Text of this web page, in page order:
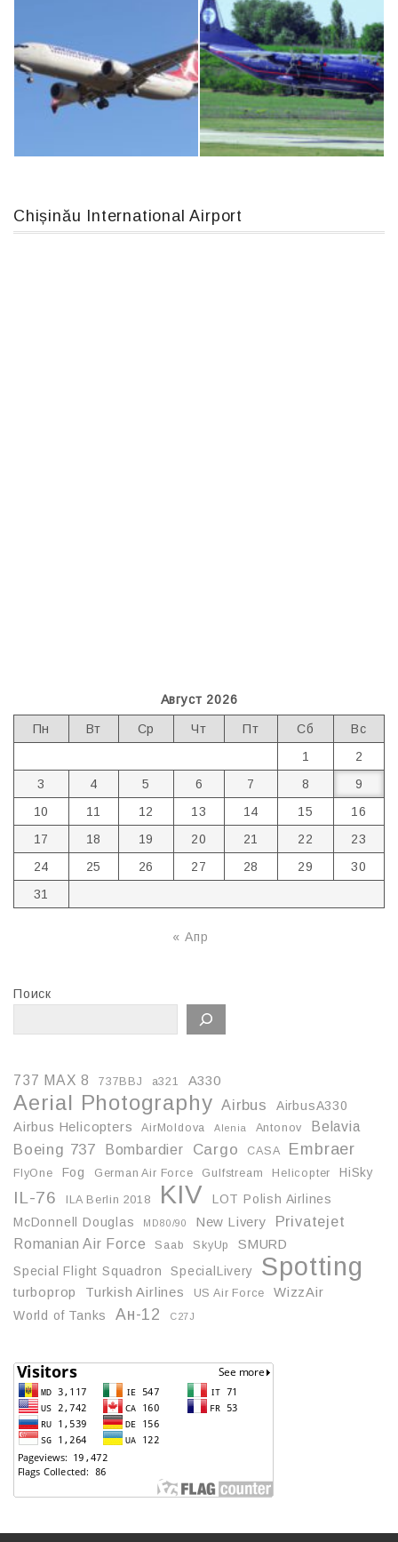
An124, RA-82013
Chișinău International Airport
Август 2026
Пн Вт Ср Чт Пт Сб
Вс
1
2
3
4 5 6 7 8
9
10
11 12 13 14 15
16
17
18 19 20 21 22
23
24
25 26 27 28 29
30
31
« Апр
Поиск
737 MAX 8 737BBJ a321 A330
Aerial Photography Airbus
AirbusA330
Airbus Helicopters
AirMoldova Alenia Antonov Belavia
Boeing 737 Bombardier Cargo CASA Embraer
FlyOne Fog German Air Force Gulfstream Helicopter HiSky
IL-76 ILA Berlin 2018 KIV
LOT Polish Airlines
McDonnell Douglas
MD80/90 New Livery Privatejet
Romanian Air Force Saab SkyUp
SMURD
Special Flight Squadron
SpecialLivery Spotting
turboprop Turkish Airlines US Air Force
WizzAir
World of Tanks
Ан-12 С27J